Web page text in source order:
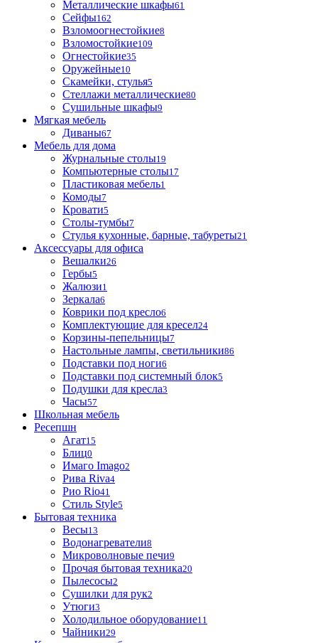
Металлические шкафы61
Сейфы162
Взломоогнестойкие8
Взломостойкие109
Огнестойкие35
Оружейные10
Скамейки, стулья5
Стеллажи металлические80
Сушильные шкафы9
Мягкая мебель
Диваны67
Мебель для дома
Журнальные столы19
Компьютерные столы17
Пластиковая мебель1
Комоды7
Кровати5
Столы-тумбы7
Стулья кухонные, барные, табуреты21
Аксессуары для офиса
Вешалки26
Гербы5
Жалюзи1
Зеркала6
Коврики под кресло6
Комплектующие для кресел24
Корзины-пепельницы7
Настольные лампы, светильники86
Подставки под ноги6
Подставки под системный блок5
Подушки для кресла3
Часы57
Школьная мебель
Ресепшн
Агат15
Блиц0
Имаго Imago2
Рива Riva4
Рио Rio41
Стиль Style5
Бытовая техника
Весы13
Водонагреватели8
Микроволновые печи9
Прочая бытовая техника20
Пылесосы2
Сушилки для рук2
Утюги3
Холодильное оборудование11
Чайники29